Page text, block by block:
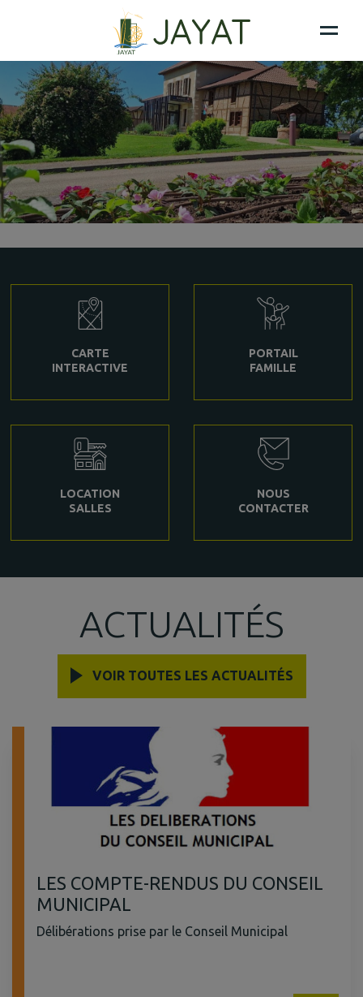
CARTE
INTERACTIVE
PORTAIL
FAMILLE
LOCATION
SALLES
NOUS
CONTACTER
ACTUALITÉS
VOIR TOUTES LES ACTUALITÉS
LES COMPTE-RENDUS DU CONSEIL
MUNICIPAL
Délibérations prise par le Conseil Municipal